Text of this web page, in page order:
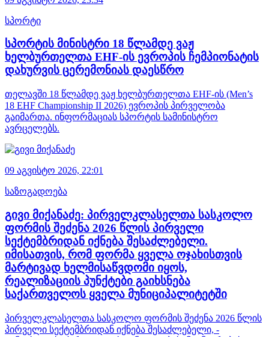
სპორტი
სპორტის მინისტრი 18 წლამდე ვაჟ
ხელბურთელთა EHF-ის ევროპის ჩემპიონატის
დახურვის ცერემონიას დაესწრო
თელავში 18 წლამდე ვაჟ ხელბურთელთა EHF-ის (Men’s
18 EHF Championship II 2026) ევროპის პირველობა
გაიმართა. ინფორმაციას სპორტის სამინისტრო
ავრცელებს.
09 აგვისტო 2026, 22:01
საზოგადოება
გივი მიქანაძე: პირველკლასელთა სასკოლო
ფორმის შეძენა 2026 წლის პირველი
სექტემბრიდან იქნება შესაძლებელი.
იმისათვის, რომ ფორმა ყველა ოჯახისთვის
მარტივად ხელმისაწვდომი იყოს,
რეალიზაციის პუნქტები გაიხსნება
საქართველოს ყველა მუნიციპალიტეტში
პირველკლასელთა სასკოლო ფორმის შეძენა 2026 წლის
პირველი სექტემბრიდან იქნება შესაძლებელი, -